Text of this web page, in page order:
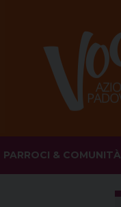
PARROCI & COMUNITÀ